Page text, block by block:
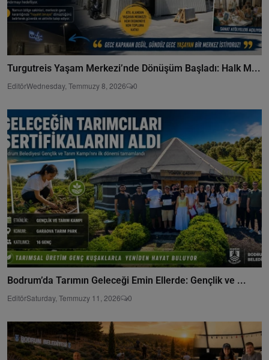
Turgutreis Yaşam Merkezi’nde Dönüşüm Başladı: Halk M...
EditörWednesday, Temmuzy 8, 2026 0
Bodrum’da Tarımın Geleceği Emin Ellerde: Gençlik ve ...
EditörSaturday, Temmuzy 11, 2026 0